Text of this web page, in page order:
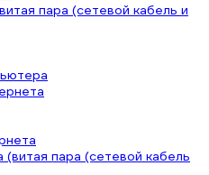
пара (сетевой кабель и
пара (сетевой кабель